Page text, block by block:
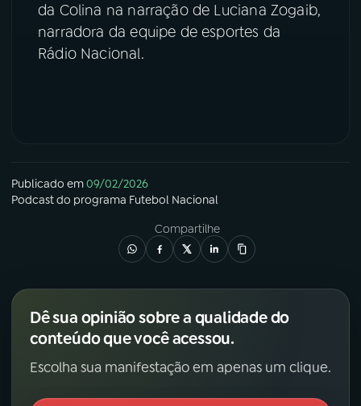
TikTok
da Colina na narração de Luciana Zogaib,
narradora da equipe de esportes da
Rádio Nacional.
Publicado em09/02/2026
Podcastdo programa Futebol Nacional
Compartilhe
Dê sua opinião sobre a qualidade do
conteúdo que você acessou.
Escolha sua manifestação em apenas um clique.